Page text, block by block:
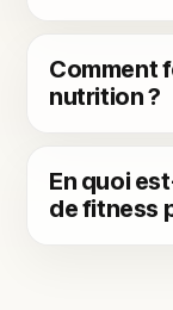
Comment
nutrition ?
En quoi
de fitness